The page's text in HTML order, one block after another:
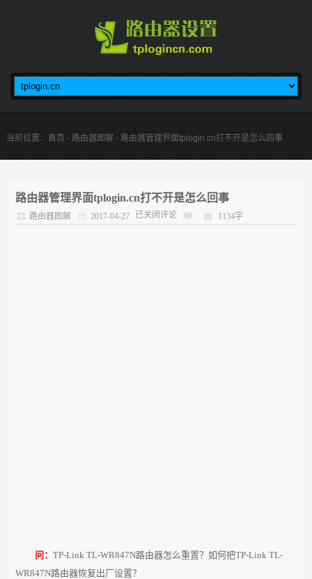
当前位置： 首页 - 路由器图解- 路由器管理界面tplogin.cn打不开是怎么回事
路由器管理界面tplogin.cn打不开是怎么回事
路由器图解 2017-04-27 已关闭评论 1134字
问： TP-Link TL-WR847N路由器怎么重置？如何把TP-Link TL-
WR847N路由器恢复出厂设置？